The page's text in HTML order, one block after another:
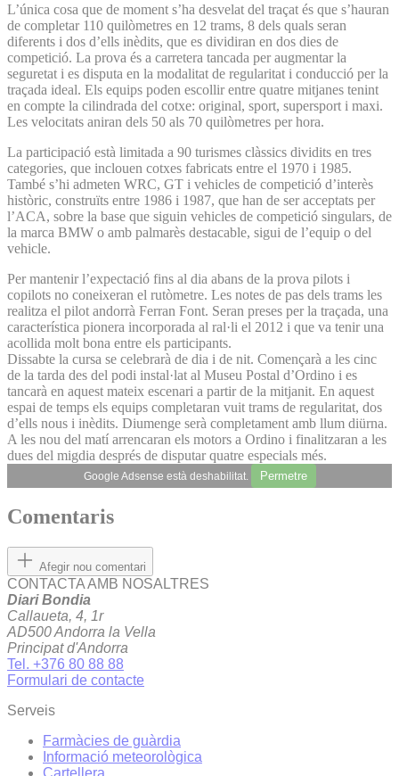
L’única cosa que de moment s’ha desvelat del traçat és que s’hauran
de completar 110 quilòmetres en 12 trams, 8 dels quals seran
diferents i dos d’ells inèdits, que es dividiran en dos dies de
competició. La prova és a carretera tancada per augmentar la
seguretat i es disputa en la modalitat de regularitat i conducció per la
traçada ideal. Els equips poden escollir entre quatre mitjanes tenint
en compte la cilindrada del cotxe: original, sport, supersport i maxi.
Les velocitats aniran dels 50 als 70 quilòmetres per hora.
La participació està limitada a 90 turismes clàssics dividits en tres
categories, que inclouen cotxes fabricats entre el 1970 i 1985.
També s’hi admeten WRC, GT i vehicles de competició d’interès
històric, construïts entre 1986 i 1987, que han de ser acceptats per
l’ACA, sobre la base que siguin vehicles de competició singulars, de
la marca BMW o amb palmarès destacable, sigui de l’equip o del
vehicle.
Per mantenir l’expectació fins al dia abans de la prova pilots i
copilots no coneixeran el rutòmetre. Les notes de pas dels trams les
realitza el pilot andorrà Ferran Font. Seran preses per la traçada, una
característica pionera incorporada al ral·li el 2012 i que va tenir una
acollida molt bona entre els participants.
Dissabte la cursa se celebrarà de dia i de nit. Començarà a les cinc
de la tarda des del podi instal·lat al Museu Postal d’Or­dino i es
tancarà en aquest mateix escenari a partir de la mitjanit. En aquest
espai de temps els equips completaran vuit trams de regularitat, dos
d’ells nous i inèdits. Diumenge serà completament amb llum diürna.
A les nou del matí arrencaran els motors a Ordino i finalitzaran a les
dues del migdia després de disputar quatre especials més.
Google Adsense està deshabilitat. Permetre
Comentaris
Afegir nou comentari
CONTACTA AMB NOSALTRES
Diari Bondia
Callaueta, 4, 1r
AD500 Andorra la Vella
Principat d'Andorra
Tel. +376 80 88 88
Formulari de contacte
Serveis
Farmàcies de guàrdia
Informació meteorològica